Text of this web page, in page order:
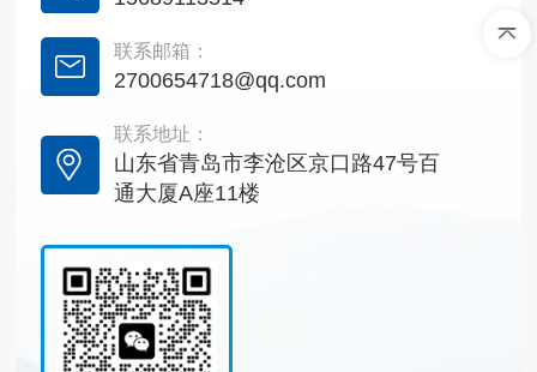
联系邮箱：
2700654718@qq.com
联系地址：
山东省青岛市李沧区京口路47号百
通大厦A座11楼